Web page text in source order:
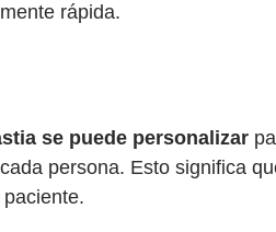
rápida.
se puede personalizar
persona. Esto significa